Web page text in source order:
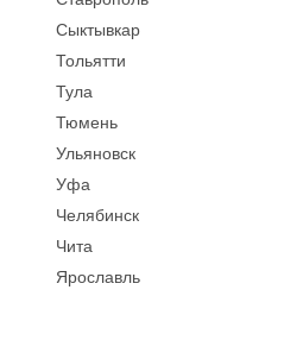
Сыктывкар
Тольятти
Тула
Тюмень
Ульяновск
Уфа
Челябинск
Чита
Ярославль